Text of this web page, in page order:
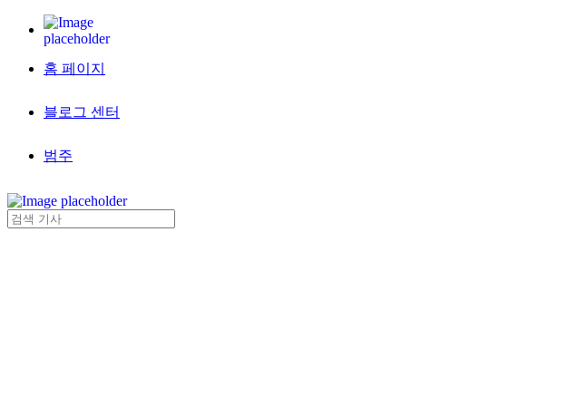
홈 페이지
블로그 센터
범주